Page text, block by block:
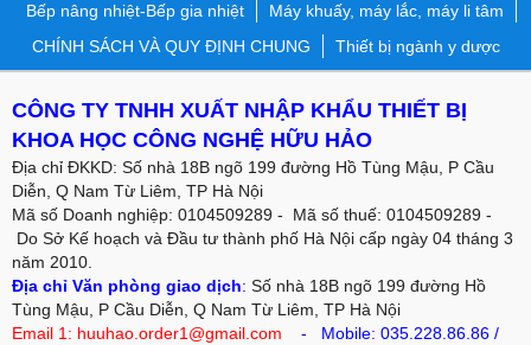
Bếp nâng nhiệt-Bếp gia nhiệt
Máy khuấy, máy lắc, máy li tâm
CHÍNH SÁCH VÀ QUY ĐỊNH CHUNG
Thiết bị ngành y dược
CÔNG TY TNHH XUẤT NHẬP KHẨU THIẾT BỊ
KHOA HỌC CÔNG NGHỆ HỮU HẢO
Địa chỉ ĐKKD: Số nhà 18B ngõ 199 đường Hồ Tùng Mậu, P Cầu
Diễn, Q Nam Từ Liêm, TP Hà Nội
Mã số Doanh nghiệp: 0104509289 - Mã số thuế: 0104509289 -
Do Sở Kế hoạch và Đầu tư thành phố Hà Nội cấp ngày 04 tháng 3
năm 2010.
Địa chỉ Văn phòng giao dịch: Số nhà 18B ngõ 199 đường Hồ
Tùng Mậu, P Cầu Diễn, Q Nam Từ Liêm, TP Hà Nội
Email 1: huuhao.order1@gmail.com - Mobile: 035.228.86.86 /